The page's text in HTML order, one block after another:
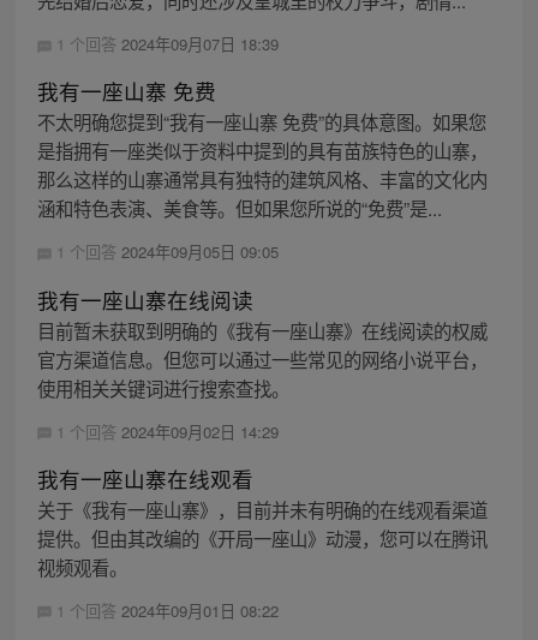
1 个回答 2024年09月07日 18:39
我有一座山寨 免费
不太明确您提到“我有一座山寨 免费”的具体意图。如果您
是指拥有一座类似于资料中提到的具有苗族特色的山寨，
那么这样的山寨通常具有独特的建筑风格、丰富的文化内
涵和特色表演、美食等。但如果您所说的“免费”是...
1 个回答 2024年09月05日 09:05
我有一座山寨在线阅读
目前暂未获取到明确的《我有一座山寨》在线阅读的权威
官方渠道信息。但您可以通过一些常见的网络小说平台，
使用相关关键词进行搜索查找。
1 个回答 2024年09月02日 14:29
我有一座山寨在线观看
关于《我有一座山寨》，目前并未有明确的在线观看渠道
提供。但由其改编的《开局一座山》动漫，您可以在腾讯
视频观看。
1 个回答 2024年09月01日 08:22